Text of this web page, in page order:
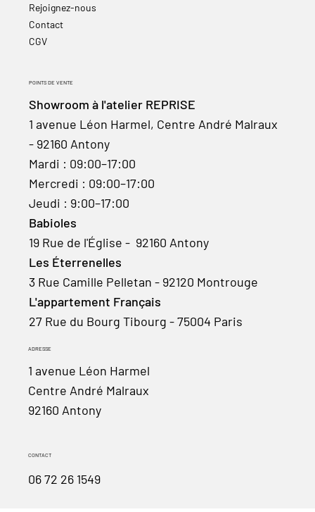
ADRESSE
1 avenue Léon Harmel
Centre André Malraux
92160 Antony
CONTACT
06 72 26 1549
POINTS DE VENTE
Showroom à l'atelier REPRISE
1 avenue Léon Harmel, Centre André Malraux
- 92160 Antony
Mardi : 09:00–17:00
Mercredi : 09:00–17:00
Jeudi : 9:00–17:00
Babioles
19 Rue de l'Église - 92160 Antony
Les Éterrenelles
3 Rue Camille Pelletan - 92120 Montrouge
L'appartement Français
27 Rue du Bourg Tibourg - 75004 Paris
Rejoignez-nous
Contact
CGV